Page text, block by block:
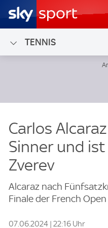
TENNIS
Carlos
Sinner und
Zverev
Alcaraz nach
Finale der French Open
07.06.2024 | 22:16 Uhr